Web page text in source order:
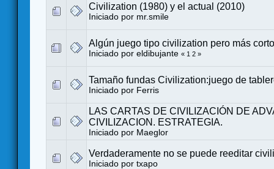
Civilization (1980) y el actual (2010)
Iniciado por mr.smile
Algún juego tipo civilization pero más
Iniciado por eldibujante « 1 2 »
Tamaño fundas Civilization:juego de
Iniciado por Ferris
LAS CARTAS DE CIVILIZACIÓN DE
CIVILIZACION. ESTRATEGIA.
Iniciado por Maeglor
Verdaderamente no se puede reeditar
Iniciado por txapo